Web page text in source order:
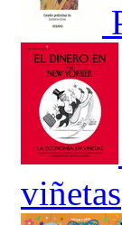
viñetas